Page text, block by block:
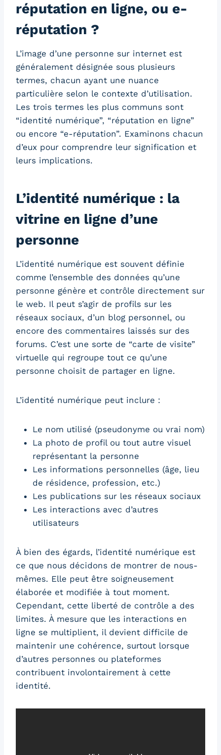
réputation en ligne, ou e-
réputation ?
L’image d’une personne sur internet est
généralement désignée sous plusieurs
termes, chacun ayant une nuance
particulière selon le contexte d’utilisation.
Les trois termes les plus communs sont
“identité numérique”, “réputation en ligne”
ou encore “e-réputation”. Examinons chacun
d’eux pour comprendre leur signification et
leurs implications.
L’identité numérique : la
vitrine en ligne d’une
personne
L’identité numérique est souvent définie
comme l’ensemble des données qu’une
personne génère et contrôle directement sur
le web. Il peut s’agir de profils sur les
réseaux sociaux, d’un blog personnel, ou
encore des commentaires laissés sur des
forums. C’est une sorte de “carte de visite”
virtuelle qui regroupe tout ce qu’une
personne choisit de partager en ligne.
L’identité numérique peut inclure :
Le nom utilisé (pseudonyme ou vrai nom)
La photo de profil ou tout autre visuel
représentant la personne
Les informations personnelles (âge, lieu
de résidence, profession, etc.)
Les publications sur les réseaux sociaux
Les interactions avec d’autres
utilisateurs
À bien des égards, l’identité numérique est
ce que nous décidons de montrer de nous-
mêmes. Elle peut être soigneusement
élaborée et modifiée à tout moment.
Cependant, cette liberté de contrôle a des
limites. À mesure que les interactions en
ligne se multiplient, il devient difficile de
maintenir une cohérence, surtout lorsque
d’autres personnes ou plateformes
contribuent involontairement à cette
identité.